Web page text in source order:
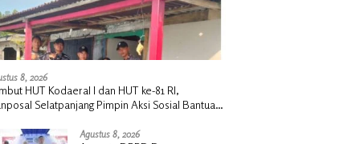
8, 2026
HUT Kodaeral I dan HUT ke-81 RI,
Selatpanjang Pimpin Aksi Sosial Bantuan
Meranti
Agustus 8, 2026